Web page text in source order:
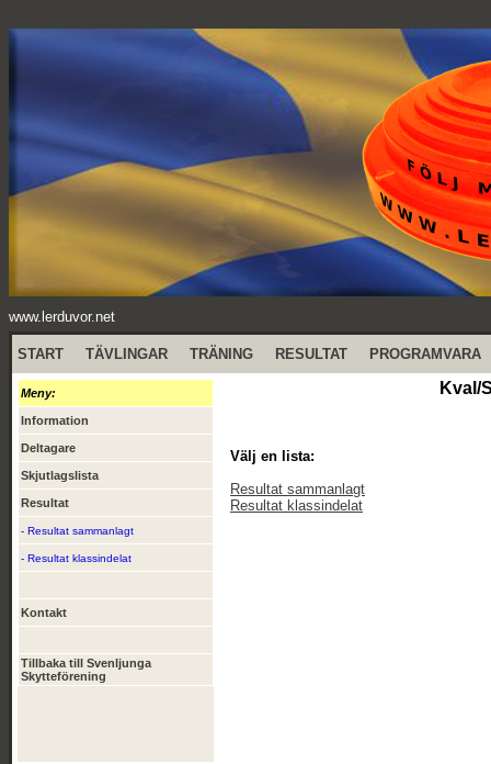
www.lerduvor.net
START TÄVLINGAR TRÄNING RESULTAT PROGRAMVARA
Meny:
Information
Deltagare
Skjutlagslista
Resultat
- Resultat sammanlagt
- Resultat klassindelat
Kontakt
Tillbaka till Svenljunga
Skytteförening
Kval/
Välj en lista:
Resultat sammanlagt
Resultat klassindelat